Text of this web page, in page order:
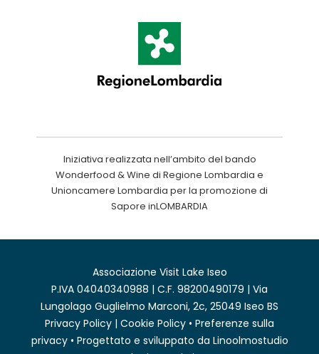
Iniziativa realizzata nell’ambito del bando
Wonderfood & Wine di Regione Lombardia e
Unioncamere Lombardia per la promozione di
Sapore inLOMBARDIA
Associazione Visit Lake Iseo
P.IVA 04040340988 | C.F. 98200490179 | Via
Lungolago Guglielmo Marconi, 2c, 25049 Iseo BS
Privacy Policy | Cookie Policy • Preferenze sulla
privacy• Progettato e sviluppato da Linoolmostudio